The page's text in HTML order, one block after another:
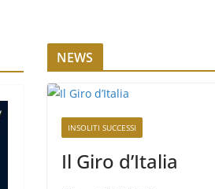
NEWS
INSOLITI SUCCESSI
Il Giro d’Italia